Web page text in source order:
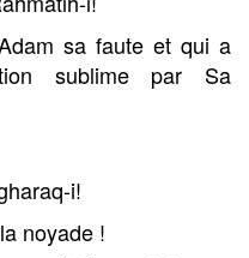
sa faute et qui a
sublime par Sa
i!
noyade !